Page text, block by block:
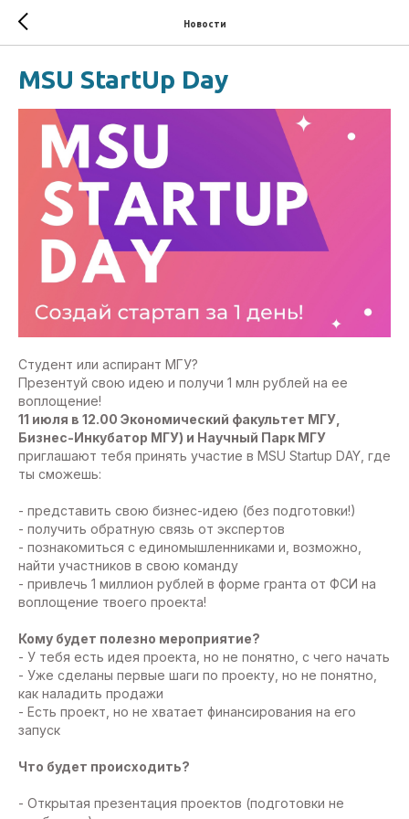
Новости
MSU StartUp Day
Студент или аспирант МГУ?
Презентуй свою идею и получи 1 млн рублей на ее
воплощение!
11 июля в 12.00 Экономический факультет МГУ,
Бизнес-Инкубатор МГУ) и Научный Парк МГУ
приглашают тебя принять участие в MSU Startup DAY, где
ты сможешь:
- представить свою бизнес-идею (без подготовки!)
- получить обратную связь от экспертов
- познакомиться с единомышленниками и, возможно,
найти участников в свою команду
- привлечь 1 миллион рублей в форме гранта от ФСИ на
воплощение твоего проекта!
Кому будет полезно мероприятие?
- У тебя есть идея проекта, но не понятно, с чего начать
- Уже сделаны первые шаги по проекту, но не понятно,
как наладить продажи
- Есть проект, но не хватает финансирования на его
запуск
Что будет происходить?
- Открытая презентация проектов (подготовки не